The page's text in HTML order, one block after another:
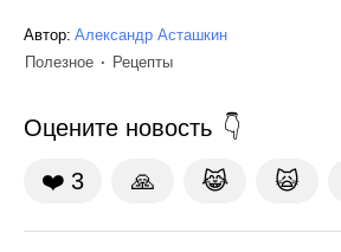
Автор: Александр Асташкин
Полезное
Рецепты
Оцените новость
❤️ 3 🙏 😹 🙀